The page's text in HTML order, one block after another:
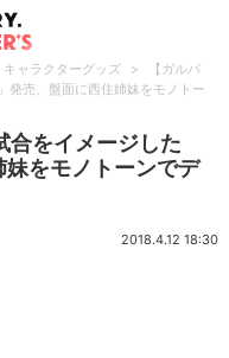
キャラクターグッズ >
【ガルパ
発売、盤面に西住姉妹をモノトー
合をイメージした
妹をモノトーンでデ
2018.4.12 18:30